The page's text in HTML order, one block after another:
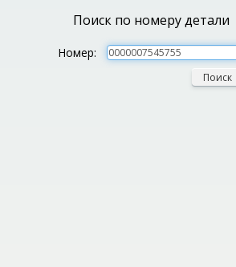
Поиск по номеру детали
Номер:
Поиск